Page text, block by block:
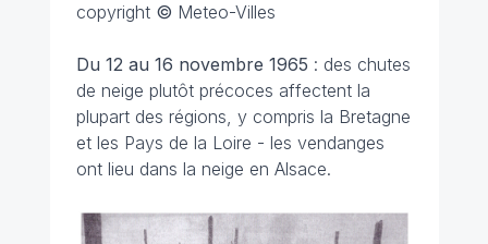
copyright © Meteo-Villes
Du 12 au 16 novembre 1965 : des chutes
de neige plutôt précoces affectent la
plupart des régions, y compris la Bretagne
et les Pays de la Loire - les vendanges
ont lieu dans la neige en Alsace.